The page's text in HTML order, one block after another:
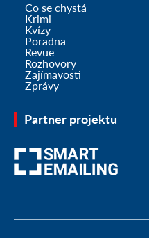
Co se chystá
Krimi
Kvízy
Poradna
Revue
Rozhovory
Zajímavosti
Zprávy
Partner projektu